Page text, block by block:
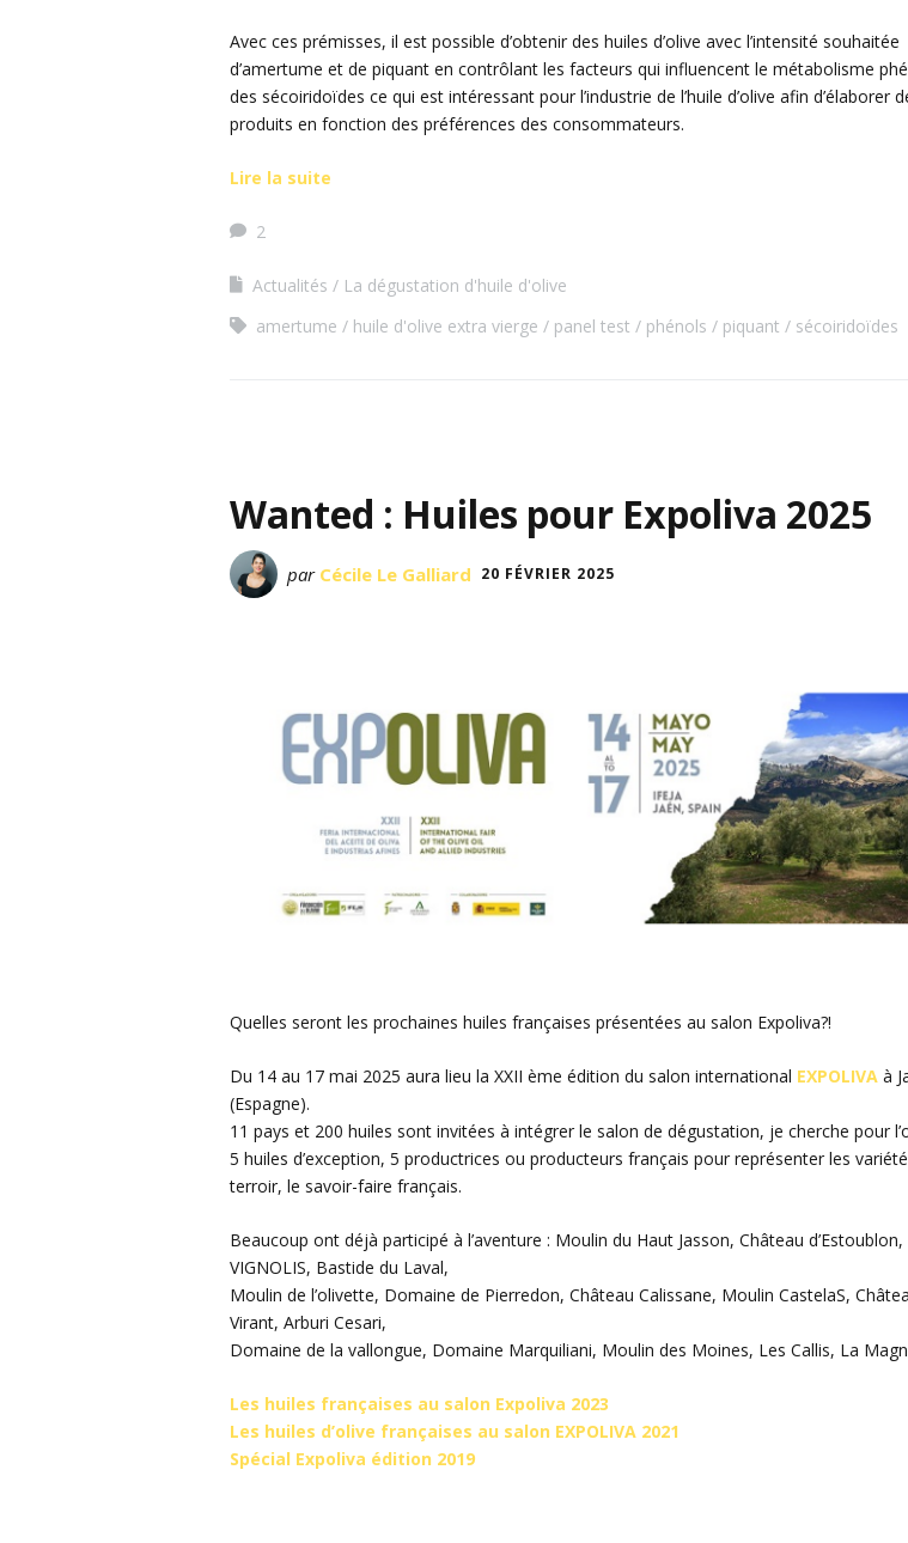
Avec ces prémisses, il est possible d’obtenir des huiles d’olive avec l’intensité souhaitée
d’amertume et de piquant en contrôlant les facteurs qui influencent le métabolisme
des sécoiridoïdes ce qui est intéressant pour l’industrie de l’huile d’olive afin d’élaborer
produits en fonction des préférences des consommateurs.
Lire la suite
2
Actualités
La dégustation d'huile d'olive
amertume
huile d'olive extra vierge panel test phénols piquant sécoiridoïdes
Wanted : Huiles pour Expoliva 2025
par Cécile Le Galliard 20 FÉVRIER 2025
Quelles seront les prochaines huiles françaises présentées au salon Expoliva?!
Du 14 au 17 mai 2025 aura lieu la XXII ème édition du salon international EXPOLIVA à
(Espagne).
11 pays et 200 huiles sont invitées à intégrer le salon de dégustation, je cherche pour
5 huiles d’exception, 5 productrices ou producteurs français pour représenter les
terroir, le savoir-faire français.
Beaucoup ont déjà participé à l’aventure : Moulin du Haut Jasson, Château d’Estoublon,
VIGNOLIS, Bastide du Laval,
Moulin de l’olivette, Domaine de Pierredon, Château Calissane, Moulin CastelaS,
Virant, Arburi Cesari,
Domaine de la vallongue, Domaine Marquiliani, Moulin des Moines, Les Callis, La
Les huiles françaises au salon Expoliva 2023
Les huiles d’olive françaises au salon EXPOLIVA 2021
Spécial Expoliva édition 2019